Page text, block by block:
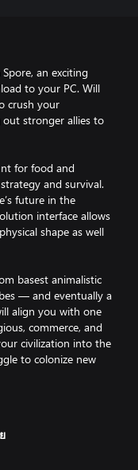
an exciting
to your PC. Will
crush your
stronger allies to
for food and
and survival.
future in the
interface allows
shape as well
basest animalistic
— and eventually a
align you with one
commerce, and
civilization into the
to colonize new
share, the more
creations with